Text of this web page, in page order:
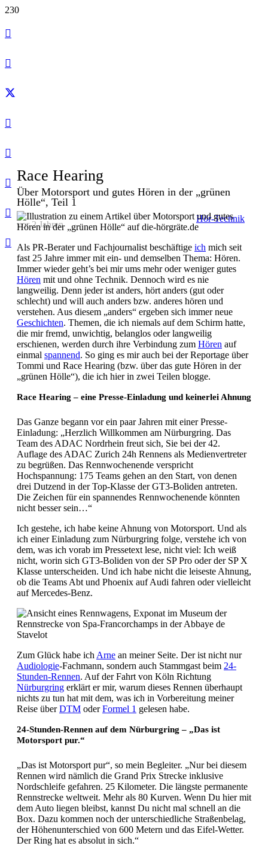
Race Hearing
Über Motorsport und gutes Hören in der „grünen
Hölle“, Teil 1
vor 2 Jahren
Hör-Technik
Als PR-Berater und Fachjournalist beschäftige ich mich seit
fast 25 Jahre immer mit ein- und demselben Thema: Hören.
Immer wieder geht’s bei mir ums mehr oder weniger gutes
Hören mit und ohne Technik. Dennoch wird es nie
langweilig. Denn jeder ist anders, hört anders (gut oder
schlecht) und will auch anders bzw. anderes hören und
verstehen. Aus diesem „anders“ ergeben sich immer neue
Geschichten. Themen, die ich niemals auf dem Schirm hatte,
die mir fremd, unwichtig, belanglos oder langweilig
erschienen, werden durch ihre Verbindung zum Hören auf
einmal spannend. So ging es mir auch bei der Reportage über
Tommi und Race Hearing (bzw. über das gute Hören in der
„grünen Hölle“), die ich hier in zwei Teilen blogge.
Race Hearing – eine Presse-Einladung und keinerlei Ahnung
Das Ganze begann vor ein paar Jahren mit einer Presse-
Einladung: „Herzlich Willkommen am Nürburgring. Das
Team des ADAC Nordrhein freut sich, Sie bei der 42.
Auflage des ADAC Zurich 24h Rennens als Medienvertreter
zu begrüßen. Das Rennwochenende verspricht
Hochspannung: 175 Teams gehen an den Start, von denen
drei Dutzend in der Top-Klasse der GT3-Boliden antreten.
Die Zeichen für ein spannendes Rennwochenende könnten
nicht besser sein…“
Ich gestehe, ich habe keine Ahnung von Motorsport. Und als
ich einer Einladung zum Nürburgring folge, verstehe ich von
dem, was ich vorab im Pressetext lese, nicht viel: Ich weiß
nicht, worin sich GT3-Boliden von der SP Pro oder der SP X
Klasse unterscheiden. Und ich habe nicht die leiseste Ahnung,
ob die Teams Abt und Phoenix auf Audi fahren oder vielleicht
auf Mercedes-Benz.
Zum Glück habe ich Arne an meiner Seite. Der ist nicht nur
Audiologie-Fachmann, sondern auch Stammgast beim 24-
Stunden-Rennen. Auf der Fahrt von Köln Richtung
Nürburgring erklärt er mir, warum dieses Rennen überhaupt
nichts zu tun hat mit dem, was ich in Vorbereitung meiner
Reise überDTM oderFormel 1 gelesen habe.
24-Stunden-Rennen auf dem Nürburgring – „Das ist
Motorsport pur.“
„Das ist Motorsport pur“, so mein Begleiter. „Nur bei diesem
Rennen wird nämlich die Grand Prix Strecke inklusive
Nordschleife gefahren. 25 Kilometer. Die längste permanente
Rennstrecke weltweit. Mehr als 80 Kurven. Wenn Du hier mit
dem Auto liegen bleibst, kannst Du nicht mal schnell an die
Box. Dazu kommen noch der unterschiedliche Straßenbelag,
der Höhenunterschied von 600 Metern und das Eifel-Wetter.
Der Ring hat es absolut in sich.“